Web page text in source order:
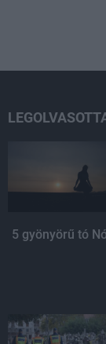
5 gyönyörű tó